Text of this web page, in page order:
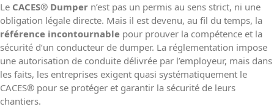
Le CACES® Dumper n’est pas un permis au sens strict, ni une
obligation légale directe. Mais il est devenu, au fil du temps, la
référence incontournable pour prouver la compétence et la
sécurité d’un conducteur de dumper. La réglementation impose
une autorisation de conduite délivrée par l’employeur, mais dans
les faits, les entreprises exigent quasi systématiquement le
CACES® pour se protéger et garantir la sécurité de leurs
chantiers.